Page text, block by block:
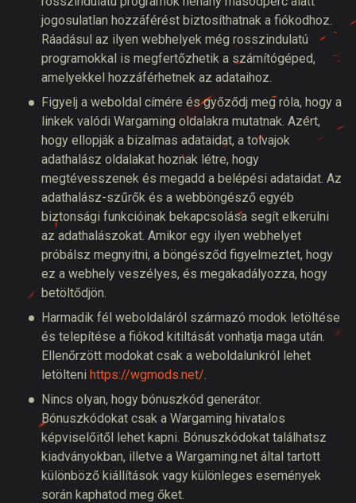
jogosulatlan hozzáférést biztosíthatnak a fiókodhoz.
Ráadásul az ilyen webhelyek még rosszindulatú
programokkal is megfertőzhetik a számítógéped,
amelyekkel hozzáférhetnek az adataihoz.
Figyelj a weboldal címére és győződj meg róla, hogy a
linkek valódi Wargaming oldalakra mutatnak. Azért,
hogy ellopják a bizalmas adataidat, a tolvajok
adathalász oldalakat hoznak létre, hogy
megtévesszenek és megadd a belépési adataidat. Az
adathalász-szűrők és a webböngésző egyéb
biztonsági funkcióinak bekapcsolása segít elkerülni
az adathalászokat. Amikor egy ilyen webhelyet
próbálsz megnyitni, a böngésződ figyelmeztet, hogy
ez a webhely veszélyes, és megakadályozza, hogy
betöltődjön.
Harmadik fél weboldaláról származó modok letöltése
és telepítése a fiókod kitiltását vonhatja maga után.
Ellenőrzött modokat csak a weboldalunkról lehet
letölteni https://wgmods.net/.
Nincs olyan, hogy bónuszkód generátor.
Bónuszkódokat csak a Wargaming hivatalos
képviselőitől lehet kapni. Bónuszkódokat találhatsz
kiadványokban, illetve a Wargaming.net által tartott
különböző kiállítások vagy különleges események
során kaphatod meg őket.